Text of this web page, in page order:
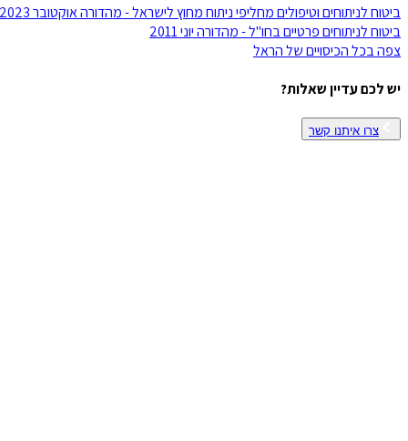
ביטוח לניתוחים וטיפולים מחליפי ניתוח מחוץ לישראל - מהדורה אוקטובר 2023
ביטוח לניתוחים פרטיים בחו"ל - מהדורה יוני 2011
צפה בכל הכיסויים שלהראל
יש לכם עדיין שאלות?
צרו איתנו קשר